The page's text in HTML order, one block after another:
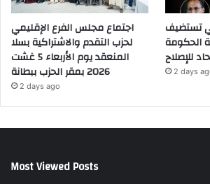
اجتماع مجلس الفرع الإقليمي
لحزب التقدم والاشتراكية بسلا
المنعقد يوم الأربعاء 5 غشت
2026 بمقر الحزب ببطانة
2 days ago
تستضيف
الحكومة
2 days
Most Viewed Posts